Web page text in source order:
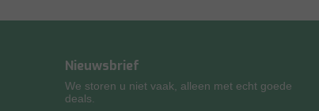
Nieuwsbrief
We storen u niet vaak, alleen met echt goede
deals.